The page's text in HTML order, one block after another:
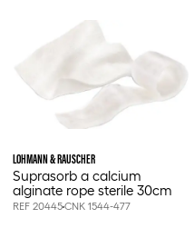
LOHMANN & RAUSCHER
Suprasorb a calcium
alginate rope sterile 30cm
REF 20445CNK 1544-477